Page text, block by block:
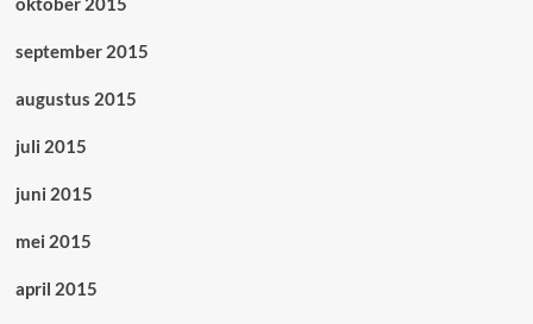
september 2015
augustus 2015
juli 2015
juni 2015
mei 2015
april 2015